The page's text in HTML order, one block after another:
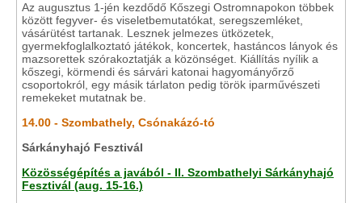
Az augusztus 1-jén kezdődő Kőszegi Ostromnapokon többek
között fegyver- és viseletbemutatókat, seregszemléket,
vásárütést tartanak. Lesznek jelmezes ütközetek,
gyermekfoglalkoztató játékok, koncertek, hastáncos lányok és
mazsorettek szórakoztatják a közönséget. Kiállítás nyílik a
kőszegi, körmendi és sárvári katonai hagyományőrző
csoportokról, egy másik tárlaton pedig török iparművészeti
remekeket mutatnak be.
14.00 - Szombathely, Csónakázó-tó
Sárkányhajó Fesztivál
Közösségépítés a javából - II. Szombathelyi Sárkányhajó
Fesztivál (aug. 15-16.)